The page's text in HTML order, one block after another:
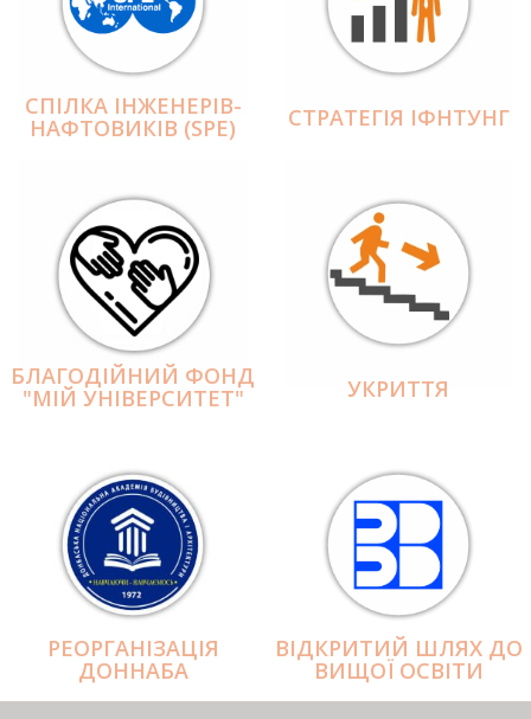
СПІЛКА ІНЖЕНЕРІВ-
НАФТОВИКІВ (SPE) СТРАТЕГІЯ ІФНТУНГ
БЛАГОДІЙНИЙ ФОНД
"МІЙ УНІВЕРСИТЕТ" УКРИТТЯ
РЕОРГАНІЗАЦІЯ
ДОННАБА
ВІДКРИТИЙ ШЛЯХ ДО
ВИЩОЇ ОСВІТИ